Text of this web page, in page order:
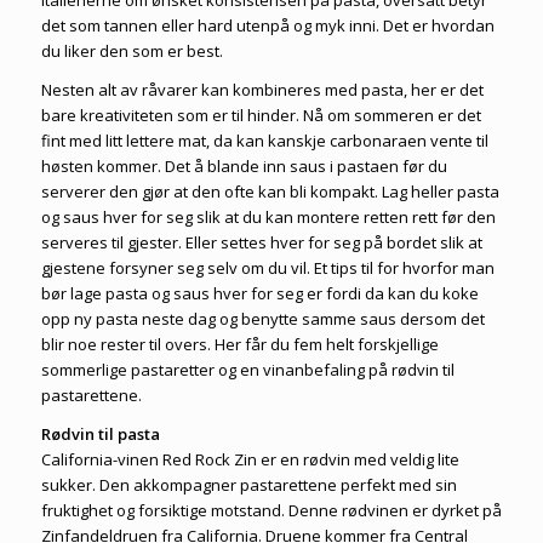
det som tannen eller hard utenpå og myk inni. Det er hvordan
du liker den som er best.
Nesten alt av råvarer kan kombineres med pasta, her er det
bare kreativiteten som er til hinder. Nå om sommeren er det
fint med litt lettere mat, da kan kanskje carbonaraen vente til
høsten kommer. Det å blande inn saus i pastaen før du
serverer den gjør at den ofte kan bli kompakt. Lag heller pasta
og saus hver for seg slik at du kan montere retten rett før den
serveres til gjester. Eller settes hver for seg på bordet slik at
gjestene forsyner seg selv om du vil. Et tips til for hvorfor man
bør lage pasta og saus hver for seg er fordi da kan du koke
opp ny pasta neste dag og benytte samme saus dersom det
blir noe rester til overs. Her får du fem helt forskjellige
sommerlige pastaretter og en vinanbefaling på rødvin til
pastarettene.
Rødvin til pasta
California-vinen Red Rock Zin er en rødvin med veldig lite
sukker. Den akkompagner pastarettene perfekt med sin
fruktighet og forsiktige motstand. Denne rødvinen er dyrket på
Zinfandeldruen fra California. Druene kommer fra Central